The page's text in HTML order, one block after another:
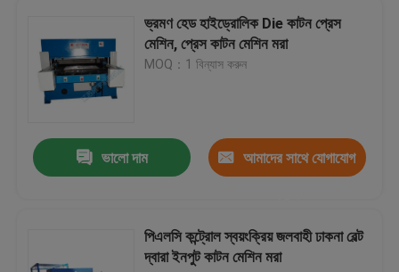
তারেক স্ট্রিপ কর্তনকারী মেশিন
ফ্যাব্রিক রোল কাটন মেশিন
স্বয়ংক্রিয় স্প্রেডিং মেশিন
ভ্রমণ হেড হাইড্রোলিক Die কাটন প্রেস
মেশিন, প্রেস কাটন মেশিন মরা
MOQ：1 বিন্যাস করুন
ভালো দাম আমাদের সাথে যোগাযোগ
পিএলসি কন্ট্রোল স্বয়ংক্রিয় জলবাহী ঢাকনা বেল্ট
দ্বারা ইনপুট কাটন মেশিন মরা